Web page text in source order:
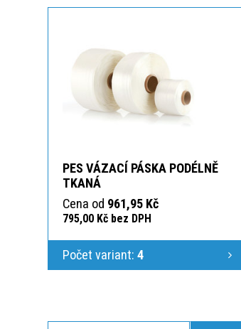
PES VÁZACÍ PÁSKA PODÉLNĚ
TKANÁ
Cena od 961,95 Kč
795,00 Kč bez DPH
Počet variant: 4